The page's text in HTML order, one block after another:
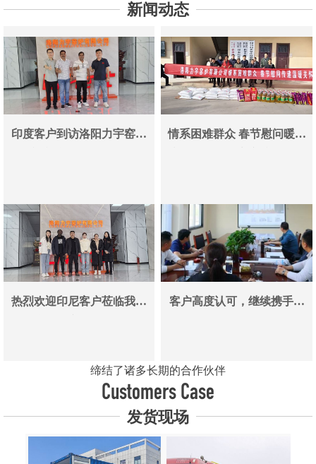
新闻动态
印度客户到访洛阳力宇窑炉
情系困难群众 春节慰问暖人
热烈欢迎印尼客户莅临我司
客户高度认可，继续携手同
缔结了诸多长期的合作伙伴
Customers Case
发货现场